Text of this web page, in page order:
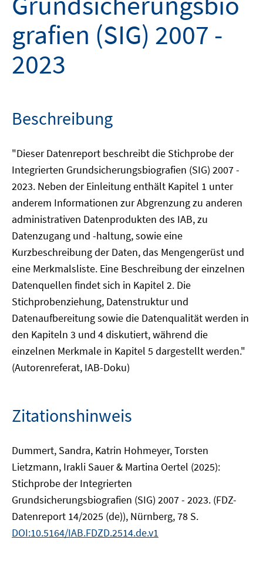
grafien (SIG) 2007 -
2023
Beschreibung
"Dieser Datenreport beschreibt die Stichprobe der
Integrierten Grundsicherungsbiografien (SIG) 2007 -
2023. Neben der Einleitung enthält Kapitel 1 unter
anderem Informationen zur Abgrenzung zu anderen
administrativen Datenprodukten des IAB, zu
Datenzugang und -haltung, sowie eine
Kurzbeschreibung der Daten, das Mengengerüst und
eine Merkmalsliste. Eine Beschreibung der einzelnen
Datenquellen findet sich in Kapitel 2. Die
Stichprobenziehung, Datenstruktur und
Datenaufbereitung sowie die Datenqualität werden in
den Kapiteln 3 und 4 diskutiert, während die
einzelnen Merkmale in Kapitel 5 dargestellt werden."
(Autorenreferat, IAB-Doku)
Zitationshinweis
Dummert, Sandra, Katrin Hohmeyer, Torsten
Lietzmann, Irakli Sauer & Martina Oertel (2025):
Stichprobe der Integrierten
Grundsicherungsbiografien (SIG) 2007 - 2023. (FDZ-
Datenreport 14/2025 (de)), Nürnberg, 78 S.
DOI:10.5164/IAB.FDZD.2514.de.v1